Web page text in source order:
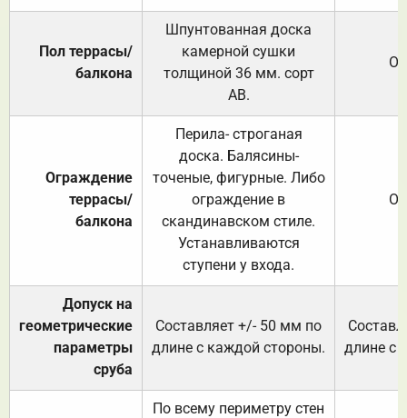
Пол террасы/
балкона
Шпунтованная доска
камерной сушки
толщиной 36 мм. сорт
АВ.
Ограждение
террасы/
балкона
Перила- строганая
доска. Балясины-
точеные, фигурные. Либо
ограждение в
скандинавском стиле.
Устанавливаются
ступени у входа.
Допуск на
геометрические
параметры
сруба
Составляет +/- 50 мм по
длине с каждой стороны.
длине с
По всему периметру стен